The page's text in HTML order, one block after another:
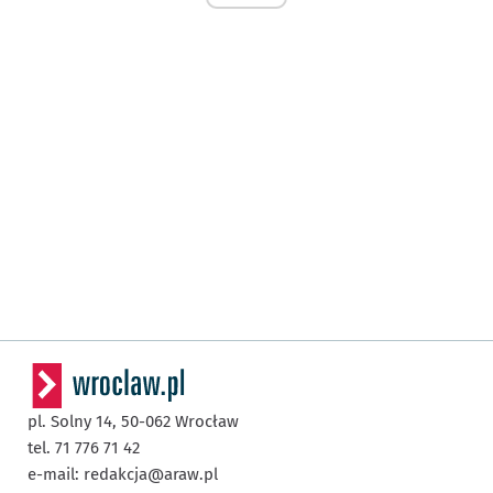
pl. Solny 14, 50-062 Wrocław
tel. 71 776 71 42
e-mail: redakcja@araw.pl